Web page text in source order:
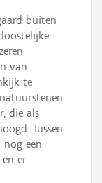
buiten
van
te
die als
Tussen
een
er